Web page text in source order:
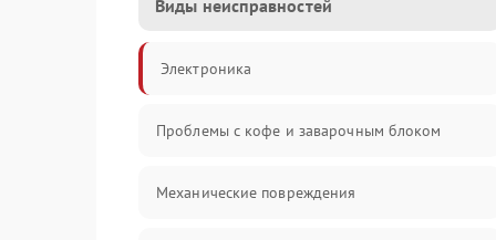
Виды неисправностей
Электроника
Проблемы с кофе и заварочным блоком
Механические повреждения